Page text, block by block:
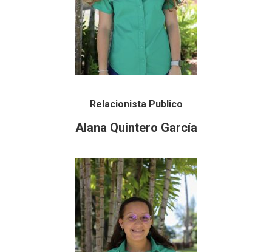
Relacionista Publico
Alana Quintero García